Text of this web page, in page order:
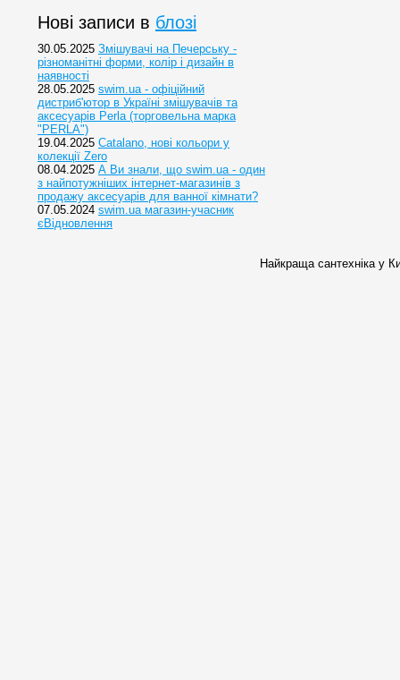
Нові записи в блозі
30.05.2025 Змішувачі на Печерську -
різноманітні форми, колір і дизайн в
наявності
28.05.2025 swim.ua - офіційний
дистриб'ютор в Україні змішувачів та
аксесуарів Perla (торговельна марка
"PERLA")
19.04.2025 Catalano, нові кольори у
колекції Zero
08.04.2025 А Ви знали, що swim.ua - один
з найпотужніших інтернет-магазинів з
продажу аксесуарів для ванної кімнати?
07.05.2024 swim.ua магазин-учасник
єВідновлення
Найкраща сантехніка у